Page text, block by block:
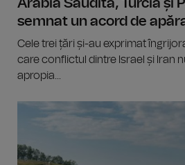
Arabia Saudită, Turcia și
semnat un acord de
Cele trei țări și-au exprimat
care conflictul dintre Israel și Iran
apropia...